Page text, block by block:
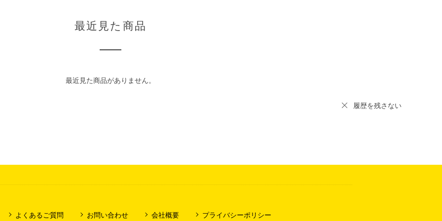
最近見た商品
最近見た商品がありません。
履歴を残さない
よくあるご質問 お問い合わせ 会社概要 プライバシーポリシー